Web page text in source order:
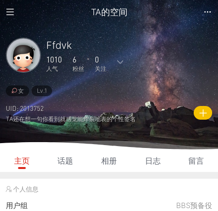
TA的空间
Ffdvk
1010
人气
6
粉丝
0
关注
4
主题
0
回复
0
日志
0
相册
0
好友
6 0
关注
0
说说
1010
人气 积分
女 Lv.1
UID: 2013752
TA还在想一句你看到就感觉能炸裂地表的个性签名
主页 话题 相册 日志 留言
个人信息
用户组 BBS预备役